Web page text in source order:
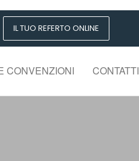
IL TUO REFERTO ONLINE
CONVENZIONI CONTATTI